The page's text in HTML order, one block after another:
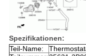
Spezifikationen:
Teil-Name: